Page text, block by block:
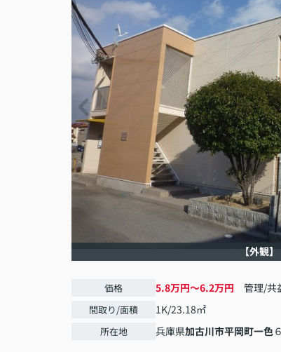
【外観】
価格 5.8万円～6.2万円 管理/共
間取り/面積 1K/23.18㎡
所在地 兵庫県加古川市平岡町一色